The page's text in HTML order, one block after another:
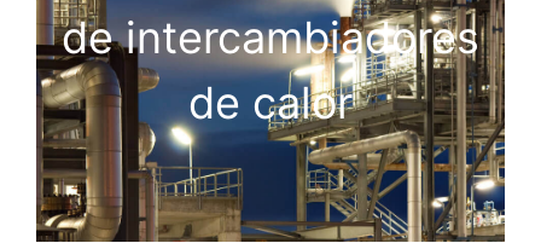
de intercambiadores
de calor